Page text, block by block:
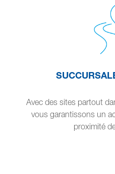
Avec des sites partout
vous garantissons un
proximité